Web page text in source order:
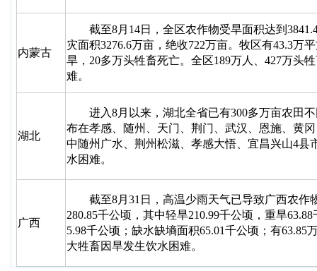
内蒙古
截至8月14日，全区农作物受旱面积达到
灾面积3276.6万亩，绝收722万亩。牧区有43.3万
旱，20多万头牲畜死亡。全区189万人、427万头
难。
湖北
进入8月以来，湖北全省已有300多万亩农田不
布在孝感、随州、天门、荆门、武汉、恩施、黄
中随州广水、荆州松滋、孝感大悟、宜昌兴山4县
水困难。
广西
截至8月31日，高温少雨天气已导致广西农作
280.85千公顷，其中轻旱210.99千公顷，重旱
5.98千公顷；缺水缺墒面积65.01千公顷；有63.85
大牲畜因旱发生饮水困难。